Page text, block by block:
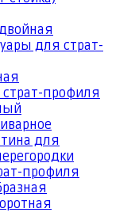
для страт-
профиля
для
профиля